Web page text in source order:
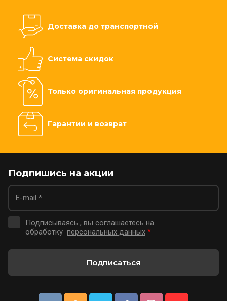
Доставка до транспортной
Система скидок
Только оригинальная продукция
Гарантии и возврат
Подпишись на акции
Подписываясь , вы соглашаетесь на
обработку персональных данных *
Подписаться